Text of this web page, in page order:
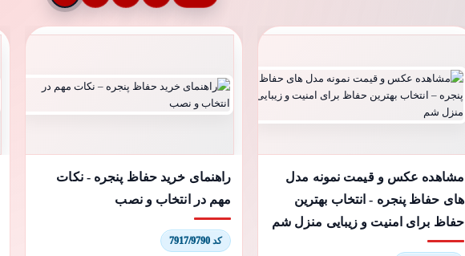
مشاهده عکس و قیمت نمونه مدل
های حفاظ پنجره - انتخاب بهترین
حفاظ برای امنیت و زیبایی منزل شم
راهنمای خرید حفاظ پنجره - نکات
مهم در انتخاب و نصب
کد 7917/9790